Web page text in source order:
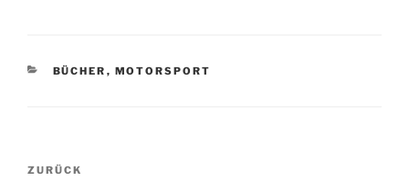
KATEGORIEN
BÜCHER , MOTORSPORT
Beitragsnavigation
Vorheriger
ZURÜCK